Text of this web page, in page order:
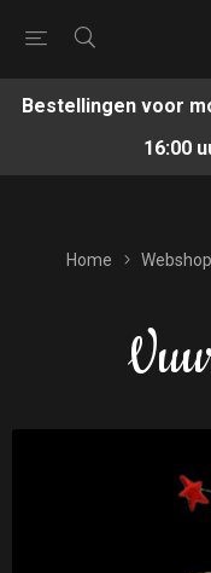
Bestellingen voor
16:00
Home Webshop